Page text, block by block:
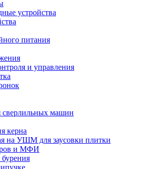
устройства
питания
и управления
сверлильных машин
керна
на УШМ для заусовки плитки
и МФИ